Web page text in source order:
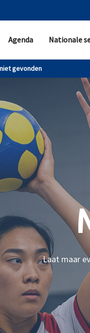
Agenda Nationale
gevonden
Laat maar